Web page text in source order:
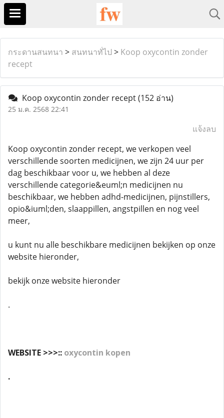
กระดานสนทนา > สนทนาทั่ไป > Koop oxycontin zonder
recept
Koop oxycontin zonder recept(152 อ่าน)
25 ม.ค. 2568 22:41
แจ้งลบ
Koop oxycontin zonder recept, we verkopen veel
verschillende soorten medicijnen, we zijn 24 uur per
dag beschikbaar voor u, we hebben al deze
verschillende categorie&euml;n medicijnen nu
beschikbaar, we hebben adhd-medicijnen, pijnstillers,
opio&iuml;den, slaappillen, angstpillen en nog veel
meer,
u kunt nu alle beschikbare medicijnen bekijken op onze
website hieronder,
bekijk onze website hieronder
.
WEBSITE >>>:: oxycontin kopen
.